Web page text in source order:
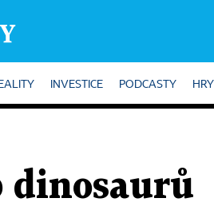
INVESTICE PODCASTY HRY
dinosaurů